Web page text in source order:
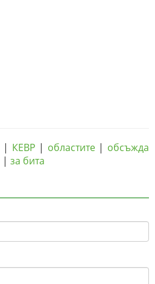
| КЕВР | областите| обсъжда
| за бита